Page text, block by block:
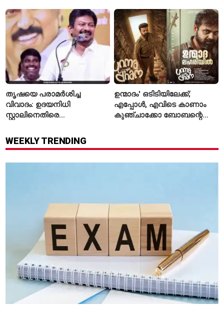
സ്ഥിരീകരിച്ചു
തൃഷയെ പരാമർശിച്ച
വിവാദം: ഉദയനിധി
സ്റ്റാലിനെതിരെ
എന്തെല്ലാം കുറ്റങ്ങൾ?
ഉന്മാദം' ഒടിടിയിലേക്ക്;
എപ്പോൾ, എവിടെ കാണാം
കുഞ്ചാക്കോ ബോബന്റെ
WEEKLY TRENDING